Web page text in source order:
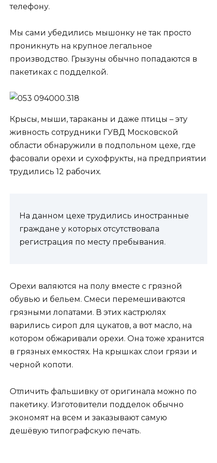
телефону.
Мы сами убедились мышонку не так просто
проникнуть на крупное легальное
производство. Грызуны обычно попадаются в
пакетиках с подделкой.
Крысы, мыши, тараканы и даже птицы – эту
живность сотрудники ГУВД Московской
области обнаружили в подпольном цехе, где
фасовали орехи и сухофрукты, на предприятии
трудились 12 рабочих.
На данном цехе трудились иностранные
граждане у которых отсутствовала
регистрация по месту пребывания.
Орехи валяются на полу вместе с грязной
обувью и бельем. Смеси перемешиваются
грязными лопатами. В этих кастрюлях
варились сироп для цукатов, а вот масло, на
котором обжаривали орехи. Она тоже хранится
в грязных емкостях. На крышках слои грязи и
черной копоти.
Отличить фальшивку от оригинала можно по
пакетику. Изготовители подделок обычно
экономят на всем и заказывают самую
дешёвую типографскую печать.